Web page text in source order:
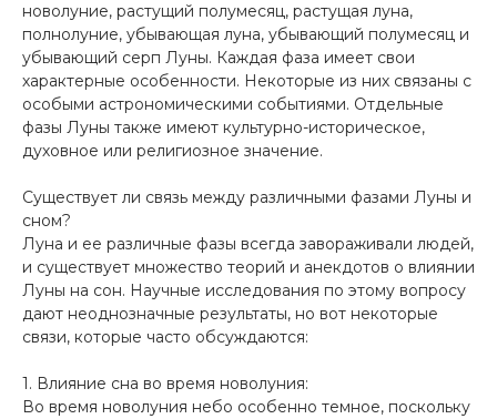
новолуние, растущий полумесяц, растущая луна,
полнолуние, убывающая луна, убывающий полумесяц и
убывающий серп Луны. Каждая фаза имеет свои
характерные особенности. Некоторые из них связаны с
особыми астрономическими событиями. Отдельные
фазы Луны также имеют культурно-историческое,
духовное или религиозное значение.
Существует ли связь между различными фазами Луны и
сном?
Луна и ее различные фазы всегда завораживали людей,
и существует множество теорий и анекдотов о влиянии
Луны на сон. Научные исследования по этому вопросу
дают неоднозначные результаты, но вот некоторые
связи, которые часто обсуждаются:
1. Влияние сна во время новолуния:
Во время новолуния небо особенно темное, поскольку